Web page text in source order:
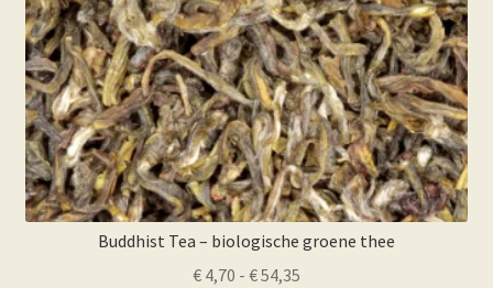
Buddhist Tea – biologische groene thee
€ 4,70 - €54,35